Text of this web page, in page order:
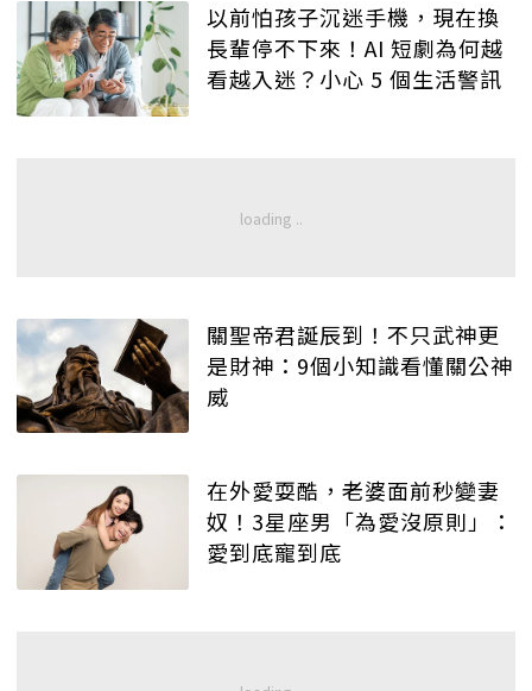
以前怕孩子沉迷手機，現在換
長輩停不下來！AI 短劇為何越
看越入迷？小心 5 個生活警訊
關聖帝君誕辰到！不只武神更
是財神：9個小知識看懂關公神
威
在外愛耍酷，老婆面前秒變妻
奴！3星座男「為愛沒原則」：
愛到底寵到底